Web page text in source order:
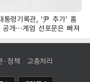
통령기록관, '尹 추가' 홈
공개…계엄 선포문은 빠져
·정책 고충처리